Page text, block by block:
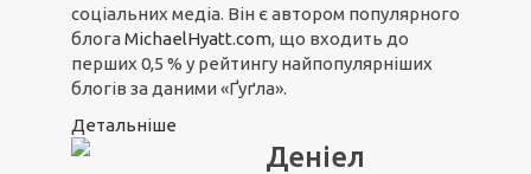
соціальних медіа. Він є автором популярного
блога MichaelHyatt.com, що входить до
перших 0,5 % у рейтингу найпопулярніших
блогів за даними «Ґуґла».
Детальніше
Деніел